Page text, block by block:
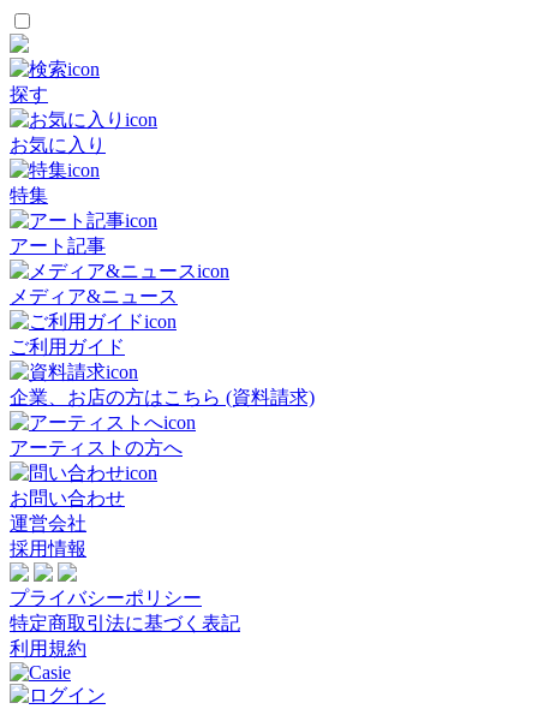
探す
お気に入り
特集
アート記事
メディア&ニュース
ご利用ガイド
企業、お店の方はこちら (資料請求)
アーティストの方へ
お問い合わせ
運営会社
採用情報
プライバシーポリシー
特定商取引法に基づく表記
利用規約